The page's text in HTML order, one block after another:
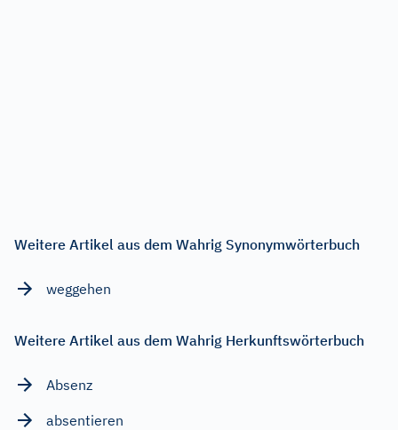
Weitere Artikel aus dem Wahrig Synonymwörterbuch
weggehen
Weitere Artikel aus dem Wahrig Herkunftswörterbuch
Absenz
absentieren